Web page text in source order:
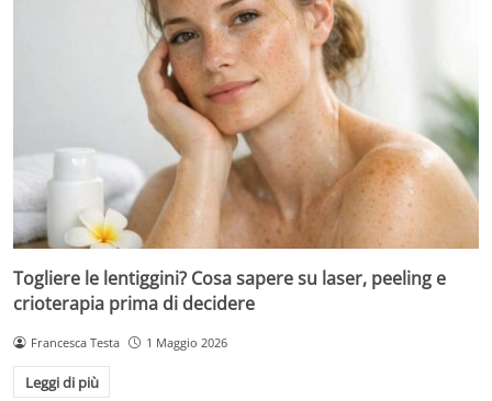
Togliere le lentiggini? Cosa sapere su laser, peeling e
crioterapia prima di decidere
Francesca Testa 1 Maggio 2026
Leggi di più